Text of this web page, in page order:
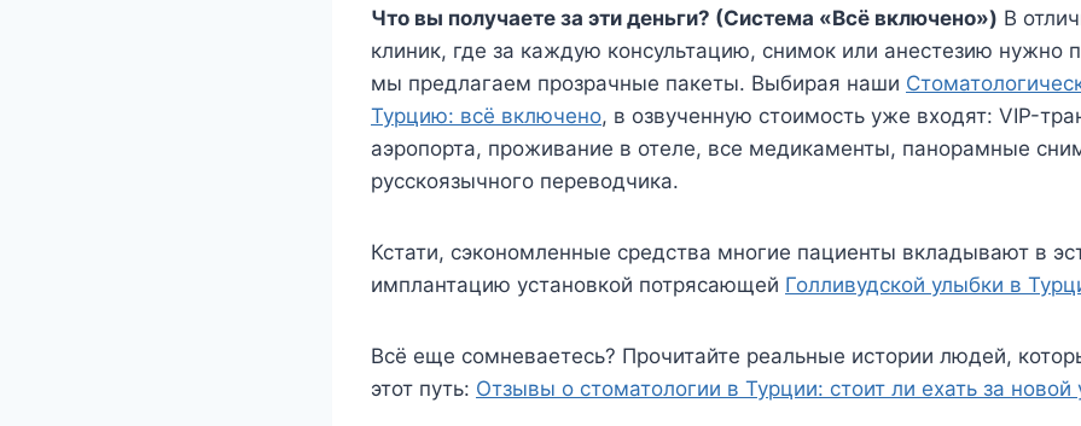
Что вы получаете за эти деньги? (Система «Всё включено») В
клиник, где за каждую консультацию, снимок или анестезию нужно
мы предлагаем прозрачные пакеты. Выбирая наши
Турцию: всё включено, в озвученную стоимость уже входят: VIP-
аэропорта, проживание в отеле, все медикаменты, панорамные
русскоязычного переводчика.
Кстати, сэкономленные средства многие пациенты вкладывают в
имплантацию установкой потрясающей Голливудской улыбки в
Всё еще сомневаетесь? Прочитайте реальные истории людей,
этот путь: Отзывы о стоматологии в Турции: стоит ли ехать за новой